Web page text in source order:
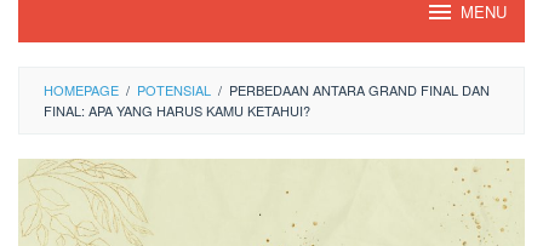
MENU
HOMEPAGE / POTENSIAL / PERBEDAAN ANTARA GRAND FINAL DAN
FINAL: APA YANG HARUS KAMU KETAHUI?